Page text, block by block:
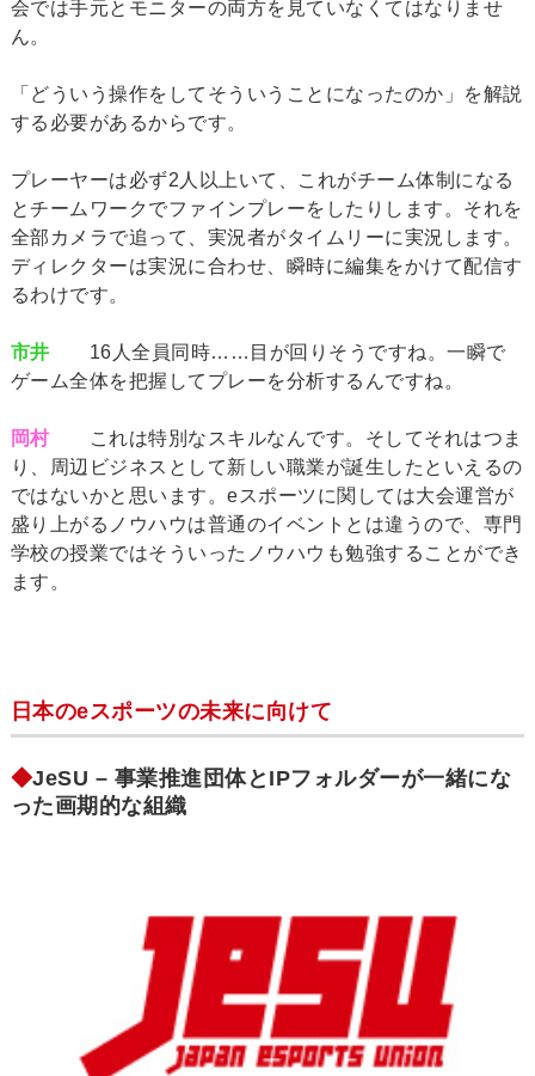
会では手元とモニターの両方を見ていなくてはなりませ
ん。
「どういう操作をしてそういうことになったのか」を解説
する必要があるからです。
プレーヤーは必ず2人以上いて、これがチーム体制になる
とチームワークでファインプレーをしたりします。それを
全部カメラで追って、実況者がタイムリーに実況します。
ディレクターは実況に合わせ、瞬時に編集をかけて配信す
るわけです。
市井 16人全員同時……目が回りそうですね。一瞬で
ゲーム全体を把握してプレーを分析するんですね。
岡村これは特別なスキルなんです。そしてそれはつま
り、周辺ビジネスとして新しい職業が誕生したといえるの
ではないかと思います。eスポーツに関しては大会運営が
盛り上がるノウハウは普通のイベントとは違うので、専門
学校の授業ではそういったノウハウも勉強することができ
ます。
日本のeスポーツの未来に向けて
◆JeSU – 事業推進団体とIPフォルダーが一緒にな
った画期的な組織